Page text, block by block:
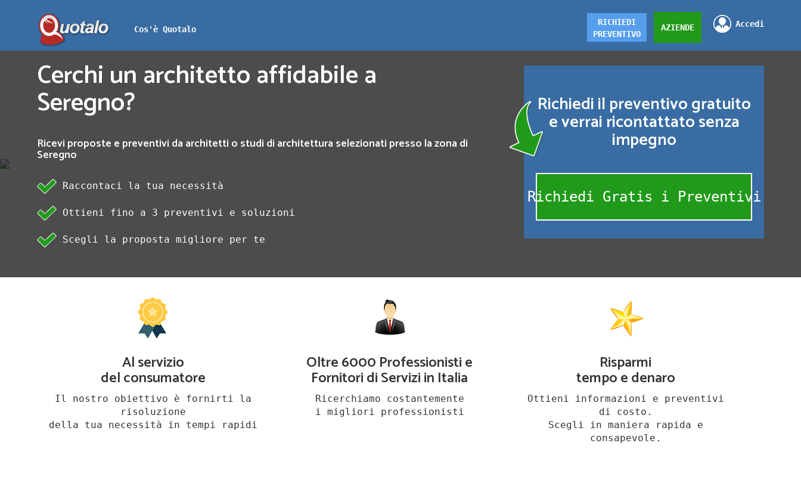
Cos'è Quotalo
Accedi
AZIENDE
RICHIEDI
PREVENTIVO
Cerchi un architetto affidabile a
Seregno?
Ricevi proposte e preventivi da architetti o studi di architettura selezionati presso la zona di
Seregno
Raccontaci la tua necessità
Ottieni fino a 3 preventivi e soluzioni
Scegli la proposta migliore per te
Richiedi il preventivo gratuito
e verrai ricontattato senza
impegno
Richiedi Gratis i Preventivi
Al servizio
del consumatore
Il nostro obiettivo è fornirti la
risoluzione
della tua necessità in tempi rapidi
Oltre 6000 Professionisti e
Fornitori di Servizi in Italia
Ricerchiamo costantemente
i migliori professionisti
Risparmi
tempo e denaro
Ottieni informazioni e preventivi
di costo.
Scegli in maniera rapida e
consapevole.